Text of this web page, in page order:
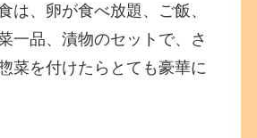
は、卵が食べ放題、ご飯、
一品、漬物のセットで、さ
菜を付けたらとても豪華に